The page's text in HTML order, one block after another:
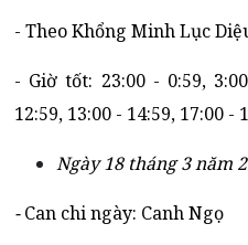
- Theo Khổng Minh Lục
- Giờ tốt: 23:00 - 0:59,
12:59, 13:00 - 14:59, 17:00 -
Ngày 18 tháng 3 năm
-Can chi ngày: Canh Ngọ